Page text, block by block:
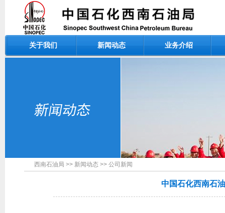
关于我们 新闻动态 业务介绍
西南石油局 >> 新闻动态 >> 公司新闻
中国石化西南石